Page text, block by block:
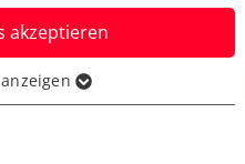
akzeptieren
Funktionen der
dass die Webseite